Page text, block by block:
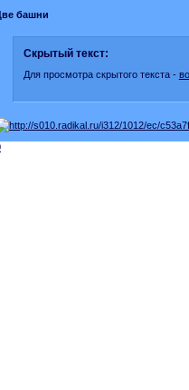
башни
Скрытый текст:
Для просмотра скрытого текста -